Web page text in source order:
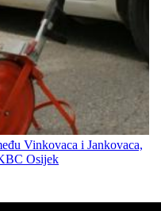
Vinkovaca i Jankovaca,
Osijek